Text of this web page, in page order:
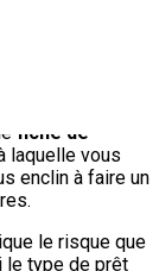
en matière de
fiche de
laquelle vous
enclin à faire un
le risque que
le type de prêt